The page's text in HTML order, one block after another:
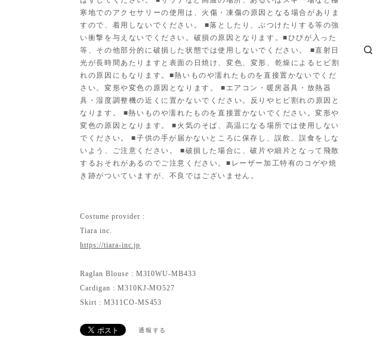
寒地でのアクセサリーの使用は、火傷・凍傷の原因となる場合がありま
すので、着用しないでください。 ■落としたり、ぶつけたりする等の強
い衝撃を与えないでください。破損の原因となります。■ひびが入った
等、その他部分的に破損した状態では使用しないでください。 ■直射日
光が長時間あたりますと表面の日焼け、変色、変形、乾燥によるヒビ割
れの原因にもなります。■熱いものや濡れたものを直接置かないでくだ
さい。変形や変色の原因となります。 ■エアコン・暖房器具・放熱器
具・湿度調整機の近くに置かないでください。反りやヒビ割れの原因と
なります。 ■熱いものや濡れたものを直接置かないでください。変形や
変色の原因となります。 ■火気のそば、高温になる場所では使用しない
でください。 ■子供の手が届かないところに保存し、誤飲、誤食をしな
いよう、ご注意ください。 ■破損した場合に、破片や細片となって飛散
するおそれがあるのでご注意ください。■レーザー加工特有のコゲや焼
き跡がついていますが、不良ではございません。
Costume provider :
Tiara inc.
https://tiara-inc.jp
Raglan Blouse : M310WU-MB433
Cardigan : M310KJ-MO527
Skirt : M311CO-MS453
通報する